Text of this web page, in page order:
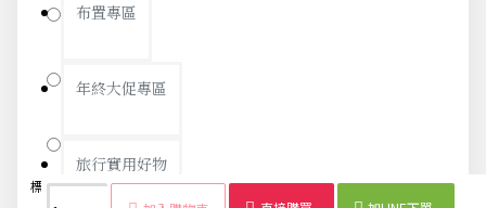
布置專區
年終大促專區
旅行實用好物
北歐綠
北歐藍
標籤： 小麥 隨手杯 雙蓋 吸管 創意 單層 密封 環保